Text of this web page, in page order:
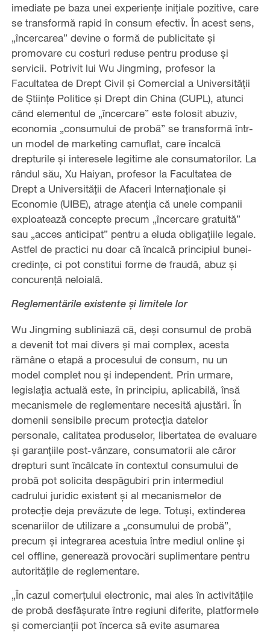
imediate pe baza unei experiențe inițiale pozitive, care
se transformă rapid în consum efectiv. În acest sens,
„încercarea” devine o formă de publicitate și
promovare cu costuri reduse pentru produse și
servicii. Potrivit lui Wu Jingming, profesor la
Facultatea de Drept Civil și Comercial a Universității
de Științe Politice și Drept din China (CUPL), atunci
când elementul de „încercare” este folosit abuziv,
economia „consumului de probă” se transformă într-
un model de marketing camuflat, care încalcă
drepturile și interesele legitime ale consumatorilor. La
rândul său, Xu Haiyan, profesor la Facultatea de
Drept a Universității de Afaceri Internaționale și
Economie (UIBE), atrage atenția că unele companii
exploatează concepte precum „încercare gratuită”
sau „acces anticipat” pentru a eluda obligațiile legale.
Astfel de practici nu doar că încalcă principiul bunei-
credințe, ci pot constitui forme de fraudă, abuz și
concurență neloială.
Reglementările existente și limitele lor
Wu Jingming subliniază că, deși consumul de probă
a devenit tot mai divers și mai complex, acesta
rămâne o etapă a procesului de consum, nu un
model complet nou și independent. Prin urmare,
legislația actuală este, în principiu, aplicabilă, însă
mecanismele de reglementare necesită ajustări. În
domenii sensibile precum protecția datelor
personale, calitatea produselor, libertatea de evaluare
și garanțiile post-vânzare, consumatorii ale căror
drepturi sunt încălcate în contextul consumului de
probă pot solicita despăgubiri prin intermediul
cadrului juridic existent și al mecanismelor de
protecție deja prevăzute de lege. Totuși, extinderea
scenariilor de utilizare a „consumului de probă”,
precum și integrarea acestuia între mediul online și
cel offline, generează provocări suplimentare pentru
autoritățile de reglementare.
„În cazul comerțului electronic, mai ales în activitățile
de probă desfășurate între regiuni diferite, platformele
și comercianții pot încerca să evite asumarea